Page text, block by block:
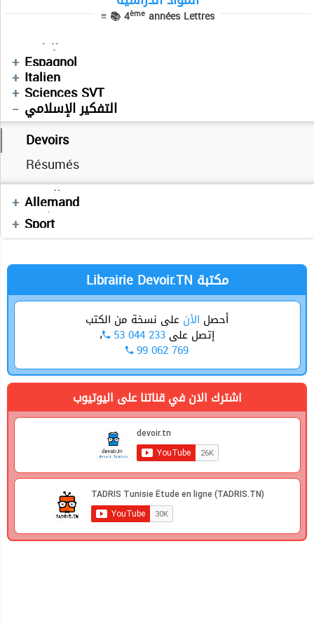
≡ 📚 4ème années Lettres
Informatique
Sujets BAC PRATIQUE
التاريخ
Cours
فلسفة
Cours
Devoirs
Espagnol
Cours
Italien
Devoirs
Sciences SVT
Devoirs
التفكير الإسلامي
Devoirs
Résumés
Français
Cours
Devoirs
Résumés
العربية
Cours
Devoirs
Allemand
Devoirs
Anglais
Cours
Devoirs
Sport
Enchainement
Librairie Devoir.TN مكتبة
أحصل الأن على نسخة من الكتب
إتصل على 53 044 233 ،
99 062 769
اشترك الان في قناتنا على اليوتيوب